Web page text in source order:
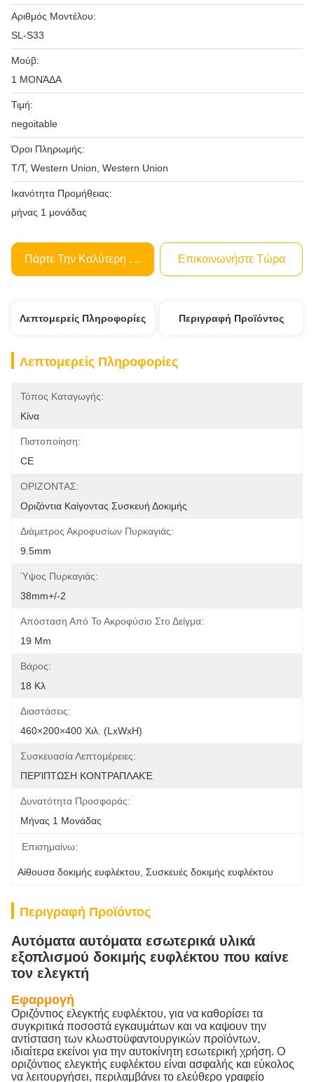
Αριθμός Μοντέλου:
SL-S33
Μούβ:
1 ΜΟΝΆΔΑ
Τιμή:
negoitable
Όροι Πληρωμής:
T/T, Western Union, Western Union
Ικανότητα Προμήθειας:
μήνας 1 μονάδας
Πάρτε Την Καλύτερη Τιμή Επικοινωνήστε Τώρα
Λεπτομερείς Πληροφορίες Περιγραφή Προϊόντος
Λεπτομερείς Πληροφορίες
Τόπος Καταγωγής:
Κίνα
Πιστοποίηση:
CE
ΟΡΙΖΟΝΤΑΣ:
Οριζόντια Καίγοντας Συσκευή Δοκιμής
Διάμετρος Ακροφυσίων Πυρκαγιάς:
9.5mm
Ύψος Πυρκαγιάς:
38mm+/-2
Απόσταση Από Το Ακροφύσιο Στο Δείγμα:
19 Mm
Βάρος:
18 Κλ
Διαστάσεις:
460×200×400 Χιλ. (LxWxH)
Συσκευασία Λεπτομέρειες:
ΠΕΡΊΠΤΩΣΗ ΚΟΝΤΡΑΠΛΑΚΈ
Δυνατότητα Προσφοράς:
Μήνας 1 Μονάδας
Επισημαίνω:
Αίθουσα δοκιμής ευφλέκτου Συσκευές δοκιμής ευφλέκτου
Περιγραφή Προϊόντος
Αυτόματα αυτόματα εσωτερικά υλικά
εξοπλισμού δοκιμής ευφλέκτου που καίνε
τον ελεγκτή
Εφαρμογή
Οριζόντιος ελεγκτής ευφλέκτου, για να καθορίσει τα
συγκριτικά ποσοστά εγκαυμάτων και να καψουν την
αντίσταση των κλωστοϋφαντουργικών προϊόντων,
ιδιαίτερα εκείνοι για την αυτοκίνητη εσωτερική χρήση. Ο
οριζόντιος ελεγκτής ευφλέκτου είναι ασφαλής και εύκολος
να λειτουργήσει, περιλαμβάνει το ελεύθερο γραφείο